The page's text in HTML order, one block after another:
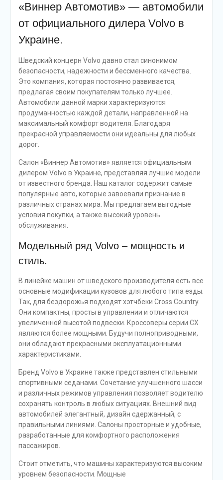
«Виннер Автомотив» — автомобили
от официального дилера Volvo в
Украине.
Шведский концерн Volvo давно стал синонимом
безопасности, надежности и бессменного качества.
Это компания, которая постоянно развивается,
предлагая своим покупателям только лучшее.
Автомобили данной марки характеризуются
продуманностью каждой детали, направленной на
максимальный комфорт водителя. Благодаря
прекрасной управляемости они идеальны для любых
дорог.
Салон «Виннер Автомотив» является официальным
дилером Volvo в Украине, представляя лучшие модели
от известного бренда. Наш каталог содержит самые
популярные авто, которые завоевали признание в
различных странах мира. Мы предлагаем выгодные
условия покупки, а также высокий уровень
обслуживания.
Модельный ряд Volvo – мощность и
стиль.
В линейке машин от шведского производителя есть все
основные модификации кузовов для любого типа езды.
Так, для бездорожья подходят хэтчбеки Cross Country.
Они компактны, просты в управлении и отличаются
увеличенной высотой подвески. Кроссоверы серии CX
являются более мощными. Будучи полноприводными,
они обладают прекрасными эксплуатационными
характеристиками.
Бренд Volvo в Украине также представлен стильными
спортивными седанами. Сочетание улучшенного шасси
и различных режимов управления позволяет водителю
сохранять контроль в любых ситуациях. Внешний вид
автомобилей элегантный, дизайн сдержанный, с
правильными линиями. Салоны просторные и удобные,
разработанные для комфортного расположения
пассажиров.
Стоит отметить, что машины характеризуются высоким
уровнем безопасности. Мощные